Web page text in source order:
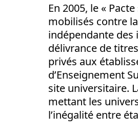
En 2005, le «
mobilisés contre
indépendante des
délivrance de
privés aux
d’Enseignement
site universitaire.
mettant les
l’inégalité entre